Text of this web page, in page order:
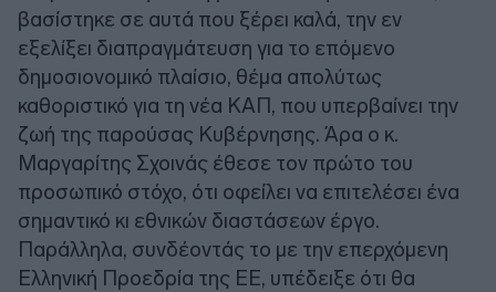
βασίστηκε σε αυτά που ξέρει καλά, την εν
εξελίξει διαπραγμάτευση για το επόμενο
δημοσιονομικό πλαίσιο, θέμα απολύτως
καθοριστικό για τη νέα ΚΑΠ, που υπερβαίνει την
ζωή της παρούσας Κυβέρνησης. Άρα ο κ.
Μαργαρίτης Σχοινάς έθεσε τον πρώτο του
προσωπικό στόχο, ότι οφείλει να επιτελέσει ένα
σημαντικό κι εθνικών διαστάσεων έργο.
Παράλληλα, συνδέοντάς το με την επερχόμενη
Ελληνική Προεδρία της ΕΕ, υπέδειξε ότι θα